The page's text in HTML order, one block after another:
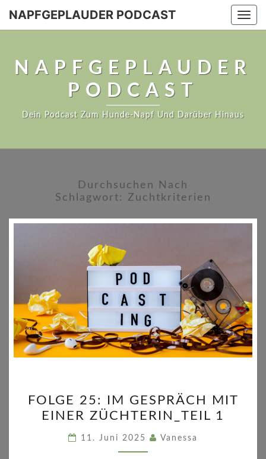
NAPFGEPLAUDER PODCAST
NAPFGEPLAUDER
PODCAST
Dein Podcast Zum Hunde-Napf Und Darüber Hinaus
Durchsuchen Nach
Schlagwort: Zuchtkriterien
25:
IM
GESPRÄCH
MIT
FOLGE 25: IM GESPRÄCH MIT
EINER ZÜCHTERIN_TEIL 1
11. Juni 2025 Vanessa